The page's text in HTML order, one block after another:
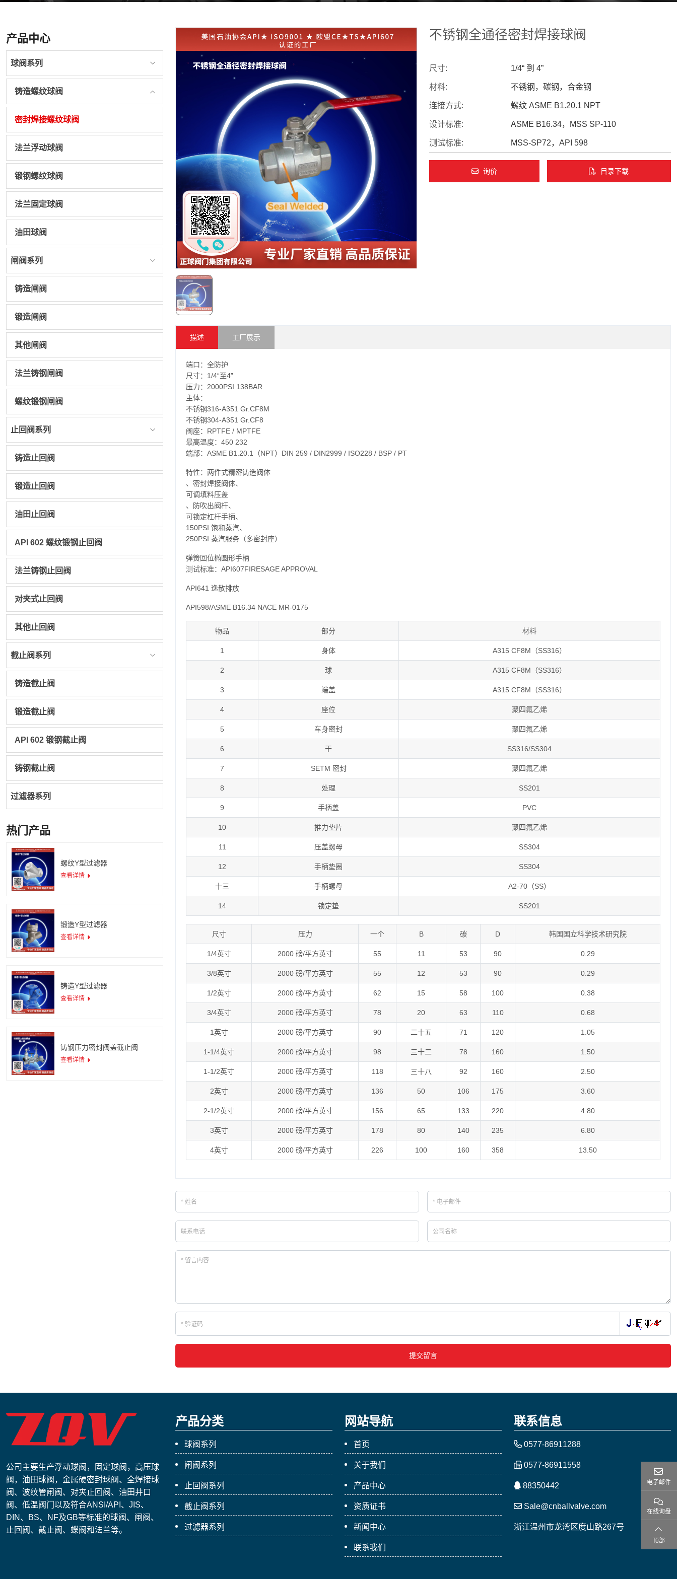
不锈钢全通径密封焊接球阀
尺寸: 1/4“ 到 4”
材料: 不锈钢，碳钢，合金钢
连接方式: 螺纹 ASME B1.20.1 NPT
设计标准: ASME B16.34，MSS SP-110
测试标准: MSS-SP72，API 598
询价 目录下载
描述 工厂展示
端口：全防护
尺寸：1/4“至4”
压力：2000PSI 138BAR
主体：
不锈钢316-A351 Gr.CF8M
不锈钢304-A351 Gr.CF8
阀座：RPTFE / MPTFE
最高温度：450 232
端部：ASME B1.20.1（NPT）DIN 259 / DIN2999 / ISO228 / BSP / PT
特性：两件式精密铸造阀体
、密封焊接阀体、
可调填料压盖
、防吹出阀杆、
可锁定杠杆手柄、
150PSI 饱和蒸汽、
250PSI 蒸汽服务（多密封座）
弹簧回位椭圆形手柄
测试标准：API607FIRESAGE APPROVAL
API641 逸散排放
API598/ASME B16.34 NACE MR-0175
物品 部分 材料
1 身体 A315 CF8M（SS316）
2 球 A315 CF8M（SS316）
3 端盖 A315 CF8M（SS316）
4 座位 聚四氟乙烯
5 车身密封 聚四氟乙烯
6 干 SS316/SS304
7 SETM 密封 聚四氟乙烯
8 处理 SS201
9 手柄盖 PVC
10 推力垫片 聚四氟乙烯
11 压盖螺母 SS304
12 手柄垫圈 SS304
十三 手柄螺母 A2-70（SS）
14 锁定垫 SS201
尺寸 压力 一个 B 碳 D 韩国国立科学技术研究院
1/4英寸 2000 磅/平方英寸 55 11 53 90 0.29
3/8英寸 2000 磅/平方英寸 55 12 53 90 0.29
1/2英寸 2000 磅/平方英寸 62 15 58 100 0.38
3/4英寸 2000 磅/平方英寸 78 20 63 110 0.68
1英寸 2000 磅/平方英寸 90 二十五 71 120 1.05
1-1/4英寸 2000 磅/平方英寸 98 三十二 78 160 1.50
1-1/2英寸 2000 磅/平方英寸 118 三十八 92 160 2.50
2英寸 2000 磅/平方英寸 136 50 106 175 3.60
2-1/2英寸 2000 磅/平方英寸 156 65 133 220 4.80
3英寸 2000 磅/平方英寸 178 80 140 235 6.80
4英寸 2000 磅/平方英寸 226 100 160 358 13.50
提交留言
产品中心
球阀系列
铸造螺纹球阀
密封焊接螺纹球阀
法兰浮动球阀
锻钢螺纹球阀
法兰固定球阀
油田球阀
闸阀系列
铸造闸阀
锻造闸阀
其他闸阀
法兰铸钢闸阀
螺纹锻钢闸阀
止回阀系列
铸造止回阀
锻造止回阀
油田止回阀
API 602 螺纹锻钢止回阀
法兰铸钢止回阀
对夹式止回阀
其他止回阀
截止阀系列
铸造截止阀
锻造截止阀
API 602 锻钢截止阀
铸钢截止阀
过滤器系列
热门产品
螺纹Y型过滤器
查看详情
锻造Y型过滤器
查看详情
铸造Y型过滤器
查看详情
铸钢压力密封阀盖截止阀
查看详情
公司主要生产浮动球阀，固定球阀，高压球
阀，油田球阀，金属硬密封球阀、全焊接球
阀、波纹管闸阀、对夹止回阀、油田井口
阀、低温阀门以及符合ANSI/API、JIS、
DIN、BS、NF及GB等标准的球阀、闸阀、
止回阀、截止阀、蝶阀和法兰等。
产品分类
球阀系列
闸阀系列
止回阀系列
截止阀系列
过滤器系列
网站导航
首页
关于我们
产品中心
资质证书
新闻中心
联系我们
联系信息
0577-86911288
0577-86911558
88350442
Sale@cnballvalve.com
浙江温州市龙湾区度山路267号
电子邮件
在线询盘
顶部